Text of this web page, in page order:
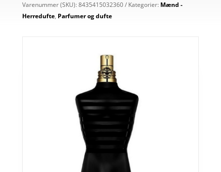
Varenummer (SKU):8435415032360 Kategorier: Mænd -
Herredufte, Parfumer og dufte